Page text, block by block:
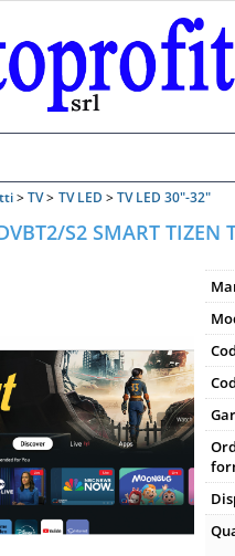
TV TV LED TV LED 30"-32"
S2 SMART TIZEN